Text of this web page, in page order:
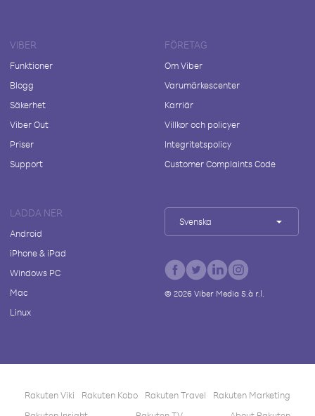
VIBER
Funktioner
Blogg
Säkerhet
Viber Out
Priser
Support
FÖRETAG
Om Viber
Varumärkescenter
Karriär
Villkor och policyer
Integritetspolicy
Customer Complaints Code
LADDA NER
Android
iPhone & iPad
Windows PC
Mac
Linux
Svenska
© 2026Viber Media S.à r.l.
Rakuten Viki Rakuten Kobo Rakuten Travel
Rakuten Marketing